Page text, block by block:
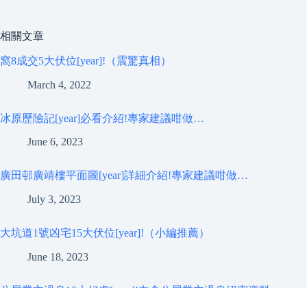
相關文章
窩8成交5大伏位[year]!（震驚真相）
March 4, 2022
冰原歷險記[year]必看介紹!專家建議咁做…
June 6, 2023
廣田邨廣靖樓平面圖[year]詳細介紹!專家建議咁做…
July 3, 2023
大坑道1號凶宅15大伏位[year]!（小編推薦）
June 18, 2023